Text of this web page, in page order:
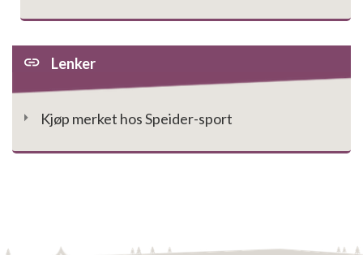
Lenker
Kjøp merket hos Speider-sport